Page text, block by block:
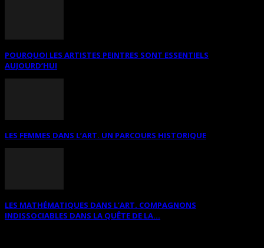
POURQUOI LES ARTISTES PEINTRES SONT ESSENTIELS
AUJOURD’HUI
LES FEMMES DANS L’ART. UN PARCOURS HISTORIQUE
LES MATHÉMATIQUES DANS L’ART. COMPAGNONS
INDISSOCIABLES DANS LA QUÊTE DE LA...